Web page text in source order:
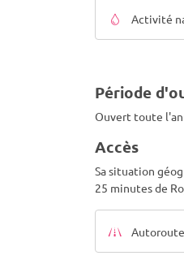
Activité
Période
Ouvert toute
Accès
Sa situation
25 minutes de
Autoroute